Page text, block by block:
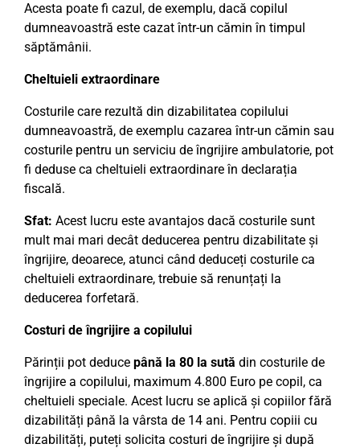
Acesta poate fi cazul, de exemplu, dacă copilul
dumneavoastră este cazat într-un cămin în timpul
săptămânii.
Cheltuieli extraordinare
Costurile care rezultă din dizabilitatea copilului
dumneavoastră, de exemplu cazarea într-un cămin sau
costurile pentru un serviciu de îngrijire ambulatorie, pot
fi deduse ca cheltuieli extraordinare în declarația
fiscală.
Sfat: Acest lucru este avantajos dacă costurile sunt
mult mai mari decât deducerea pentru dizabilitate și
îngrijire, deoarece, atunci când deduceți costurile ca
cheltuieli extraordinare, trebuie să renunțați la
deducerea forfetară.
Costuri de îngrijire a copilului
Părinții pot deduce până la 80 la sută din costurile de
îngrijire a copilului, maximum 4.800 Euro pe copil, ca
cheltuieli speciale. Acest lucru se aplică și copiilor fără
dizabilități până la vârsta de 14 ani. Pentru copiii cu
dizabilități, puteți solicita costuri de îngrijire și după